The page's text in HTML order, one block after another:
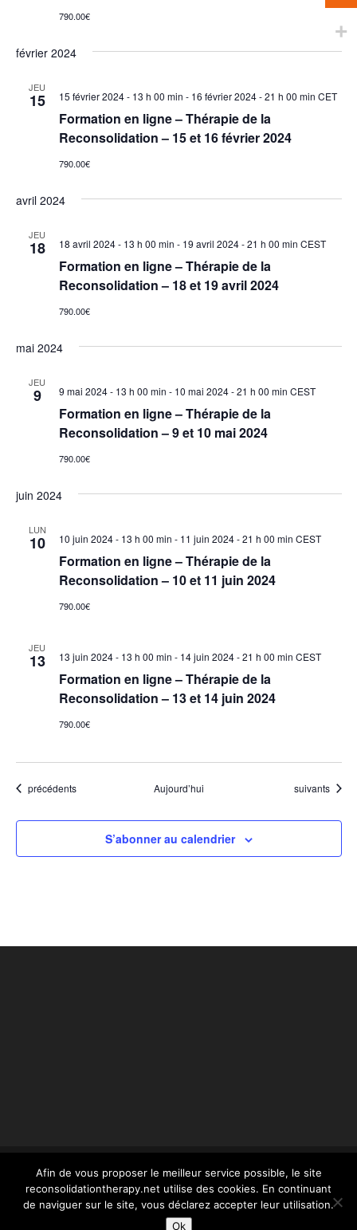
790.00€
février 2024
JEU
15
Formation en ligne – Thérapie de la
Reconsolidation – 15 et 16 février 2024
15 février 2024 - 13 h 00 min - 16 février 2024 - 21 h 00 min CET
790.00€
avril 2024
JEU
18
Formation en ligne – Thérapie de la
Reconsolidation – 18 et 19 avril 2024
18 avril 2024 - 13 h 00 min - 19 avril 2024 - 21 h 00 min CEST
790.00€
mai 2024
JEU
9
Formation en ligne – Thérapie de la
Reconsolidation – 9 et 10 mai 2024
9 mai 2024 - 13 h 00 min - 10 mai 2024 - 21 h 00 min CEST
790.00€
juin 2024
LUN
10
Formation en ligne – Thérapie de la
Reconsolidation – 10 et 11 juin 2024
10 juin 2024 - 13 h 00 min - 11 juin 2024 - 21 h 00 min CEST
790.00€
JEU
13
Formation en ligne – Thérapie de la
Reconsolidation – 13 et 14 juin 2024
13 juin 2024 - 13 h 00 min - 14 juin 2024 - 21 h 00 min CEST
790.00€
Évènements
précédents Aujourd’hui Évènements
suivants
S’abonner au calendrier
© reconsolidationtherapy.com - 2022 Tous droits
réservés -mentions légales- conception Webstim :
Afin de vous proposer le meilleur service possible, le site
reconsolidationtherapy.net utilise des cookies. En continuant
de naviguer sur le site, vous déclarez accepter leur utilisation.
Ok